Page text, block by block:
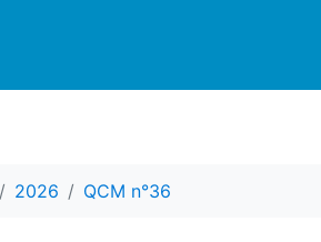
2026 QCM n°36